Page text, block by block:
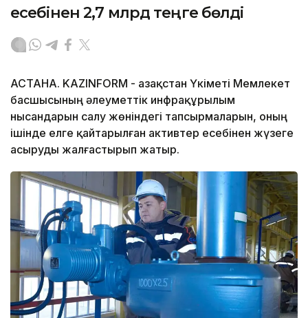
есебінен 2,7 млрд теңге бөлді
АСТАНА. KAZINFORM - Қазақстан Үкіметі Мемлекет
басшысының әлеуметтік инфрақұрылым
нысандарын салу жөніндегі тапсырмаларын, оның
ішінде елге қайтарылған активтер есебінен жүзеге
асыруды жалғастырып жатыр.